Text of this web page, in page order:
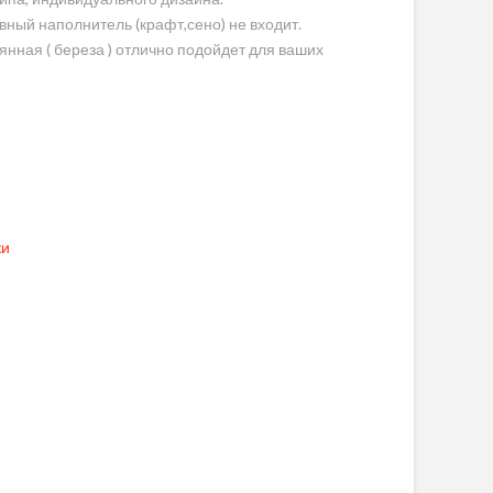
наполнитель (крафт,сено) не входит.
( береза ) отлично подойдет для ваших